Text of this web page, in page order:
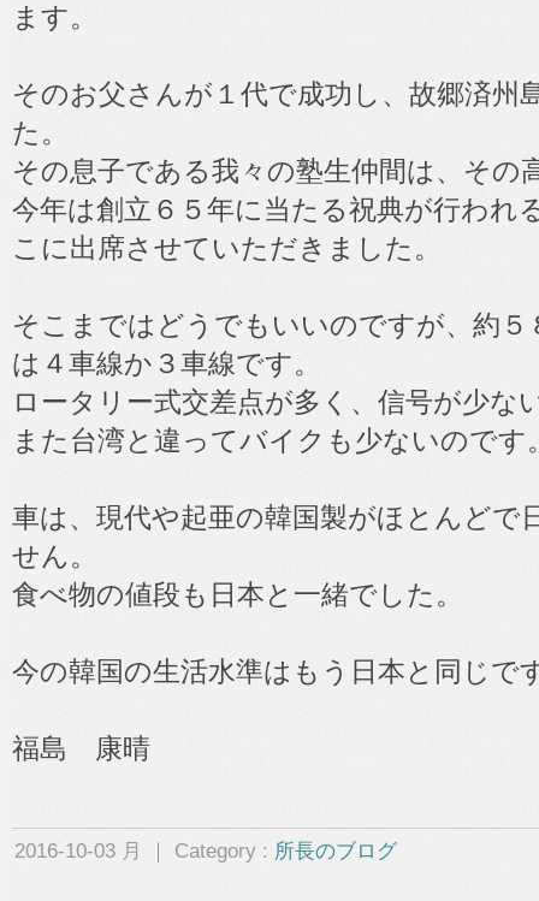
ます。
そのお父さんが１代で成功し、故郷済州
た。
その息子である我々の塾生仲間は、その
今年は創立６５年に当たる祝典が行われ
こに出席させていただきました。
そこまではどうでもいいのですが、約５
は４車線か３車線です。
ロータリー式交差点が多く、信号が少な
また台湾と違ってバイクも少ないのです
車は、現代や起亜の韓国製がほとんどで
せん。
食べ物の値段も日本と一緒でした。
今の韓国の生活水準はもう日本と同じで
福島 康晴
2016-10-03 月 ｜ Category : 所長のブログ